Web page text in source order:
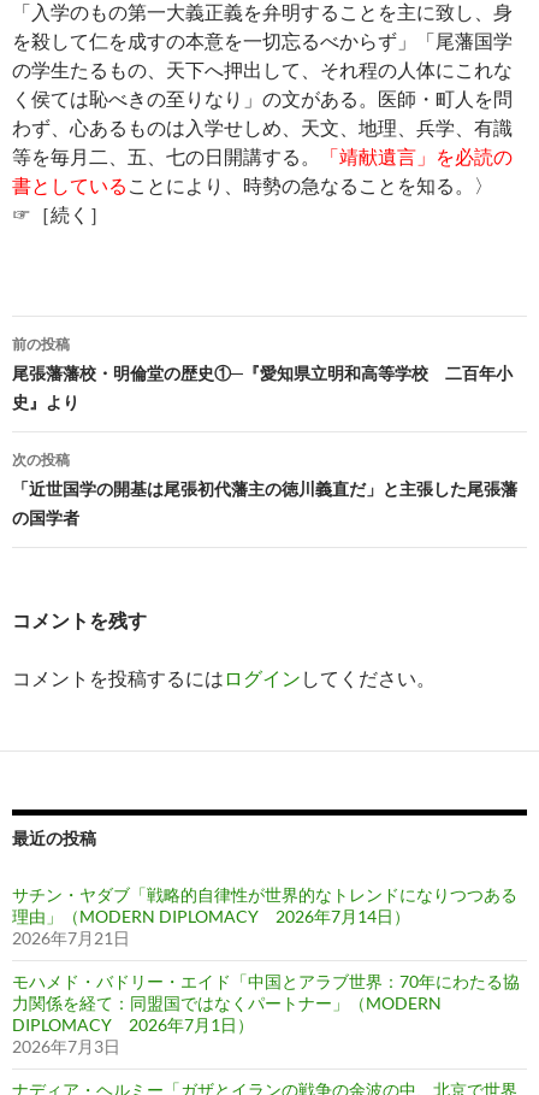
「入学のもの第一大義正義を弁明することを主に致し、身
を殺して仁を成すの本意を一切忘るべからず」「尾藩国学
の学生たるもの、天下へ押出して、それ程の人体にこれな
く侯ては恥べきの至りなり」の文がある。医師・町人を問
わず、心あるものは入学せしめ、天文、地理、兵学、有識
等を毎月二、五、七の日開講する。
「靖献遺言」を必読の
書としている ことにより、時勢の急なることを知る。〉
☞［続く］
投
稿
ナ
ビ
ゲ
ー
ョ
ン
前の投稿
尾張藩藩校・明倫堂の歴史①─『愛知県立明和高等学校 二百年小
史』より
次の投稿
「近世国学の開基は尾張初代藩主の徳川義直だ」と主張した尾張藩
の国学者
コメントを残す
コメントを投稿するには ログイン してください。
最近の投稿
サチン・ヤダブ「戦略的自律性が世界的なトレンドになりつつある
理由」（MODERN DIPLOMACY 2026年7月14日）
2026年7月21日
モハメド・バドリー・エイド「中国とアラブ世界：70年にわたる協
力関係を経て：同盟国ではなくパートナー」（MODERN
DIPLOMACY 2026年7月1日）
2026年7月3日
ナディア・ヘルミー「ガザとイランの戦争の余波の中、北京で世界